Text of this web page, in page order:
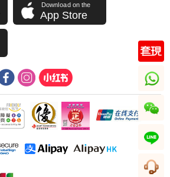
Download on the
App Store
whatsapp